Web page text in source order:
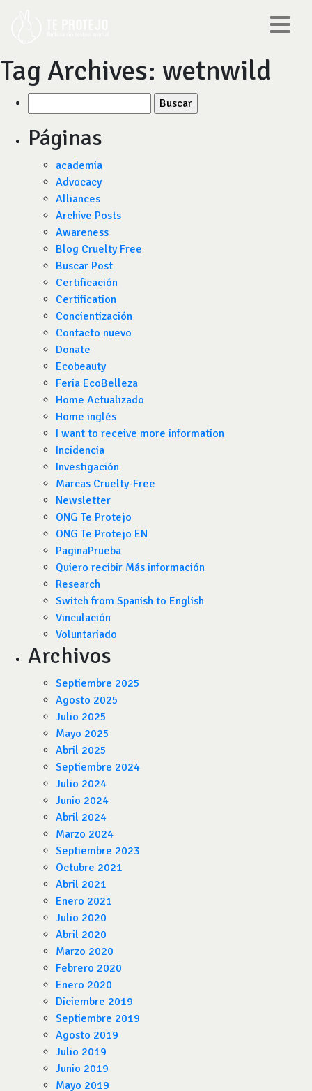
Tag Archives: wetnwild
por:
Páginas
academia
Advocacy
Alliances
Archive Posts
Awareness
Blog Cruelty Free
Buscar Post
Certificación
Certification
Concientización
Contacto nuevo
Donate
Ecobeauty
Feria EcoBelleza
Home Actualizado
Home inglés
I want to receive more information
Incidencia
Investigación
Marcas Cruelty-Free
Newsletter
ONG Te Protejo
ONG Te Protejo EN
PaginaPrueba
Quiero recibir Más información
Research
Switch from Spanish to English
Vinculación
Voluntariado
Archivos
Septiembre 2025
Agosto 2025
Julio 2025
Mayo 2025
Abril 2025
Septiembre 2024
Julio 2024
Junio 2024
Abril 2024
Marzo 2024
Septiembre 2023
Octubre 2021
Abril 2021
Enero 2021
Julio 2020
Abril 2020
Marzo 2020
Febrero 2020
Enero 2020
Diciembre 2019
Septiembre 2019
Agosto 2019
Julio 2019
Junio 2019
Mayo 2019